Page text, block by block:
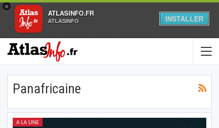
×
ATLASINFO.FR
ATLASINFO INSTALLER
Panafricaine
A LA UNE